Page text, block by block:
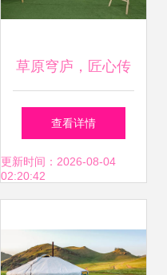
草原穹庐，匠心传
承 锡林郭勒盟传统
蒙古包技艺在内蒙
查看详情
更新时间：2026-08-04
02:20:42